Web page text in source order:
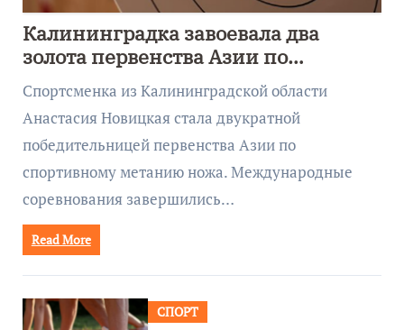
Калининградка завоевала два
золота первенства Азии по
метанию ножа
Спортсменка из Калининградской области
Анастасия Новицкая стала двукратной
победительницей первенства Азии по
спортивному метанию ножа. Международные
соревнования завершились…
Read More
СПОРТ